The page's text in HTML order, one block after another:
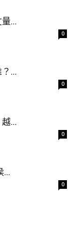
...
0
...
0
...
0
...
0